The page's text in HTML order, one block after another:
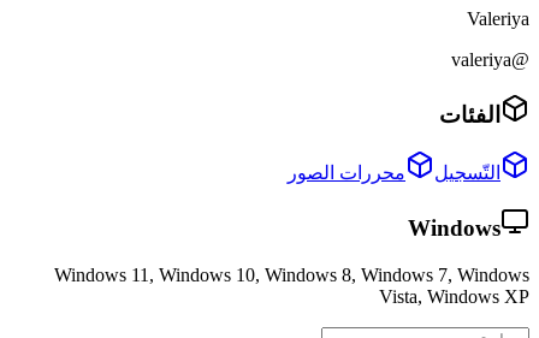
Valeriya
@valeriya
الفئات
التّسجيل محررات الصور
Windows
Windows 11, Windows 10, Windows 8, Windows 7, Windows
Vista, Windows XP